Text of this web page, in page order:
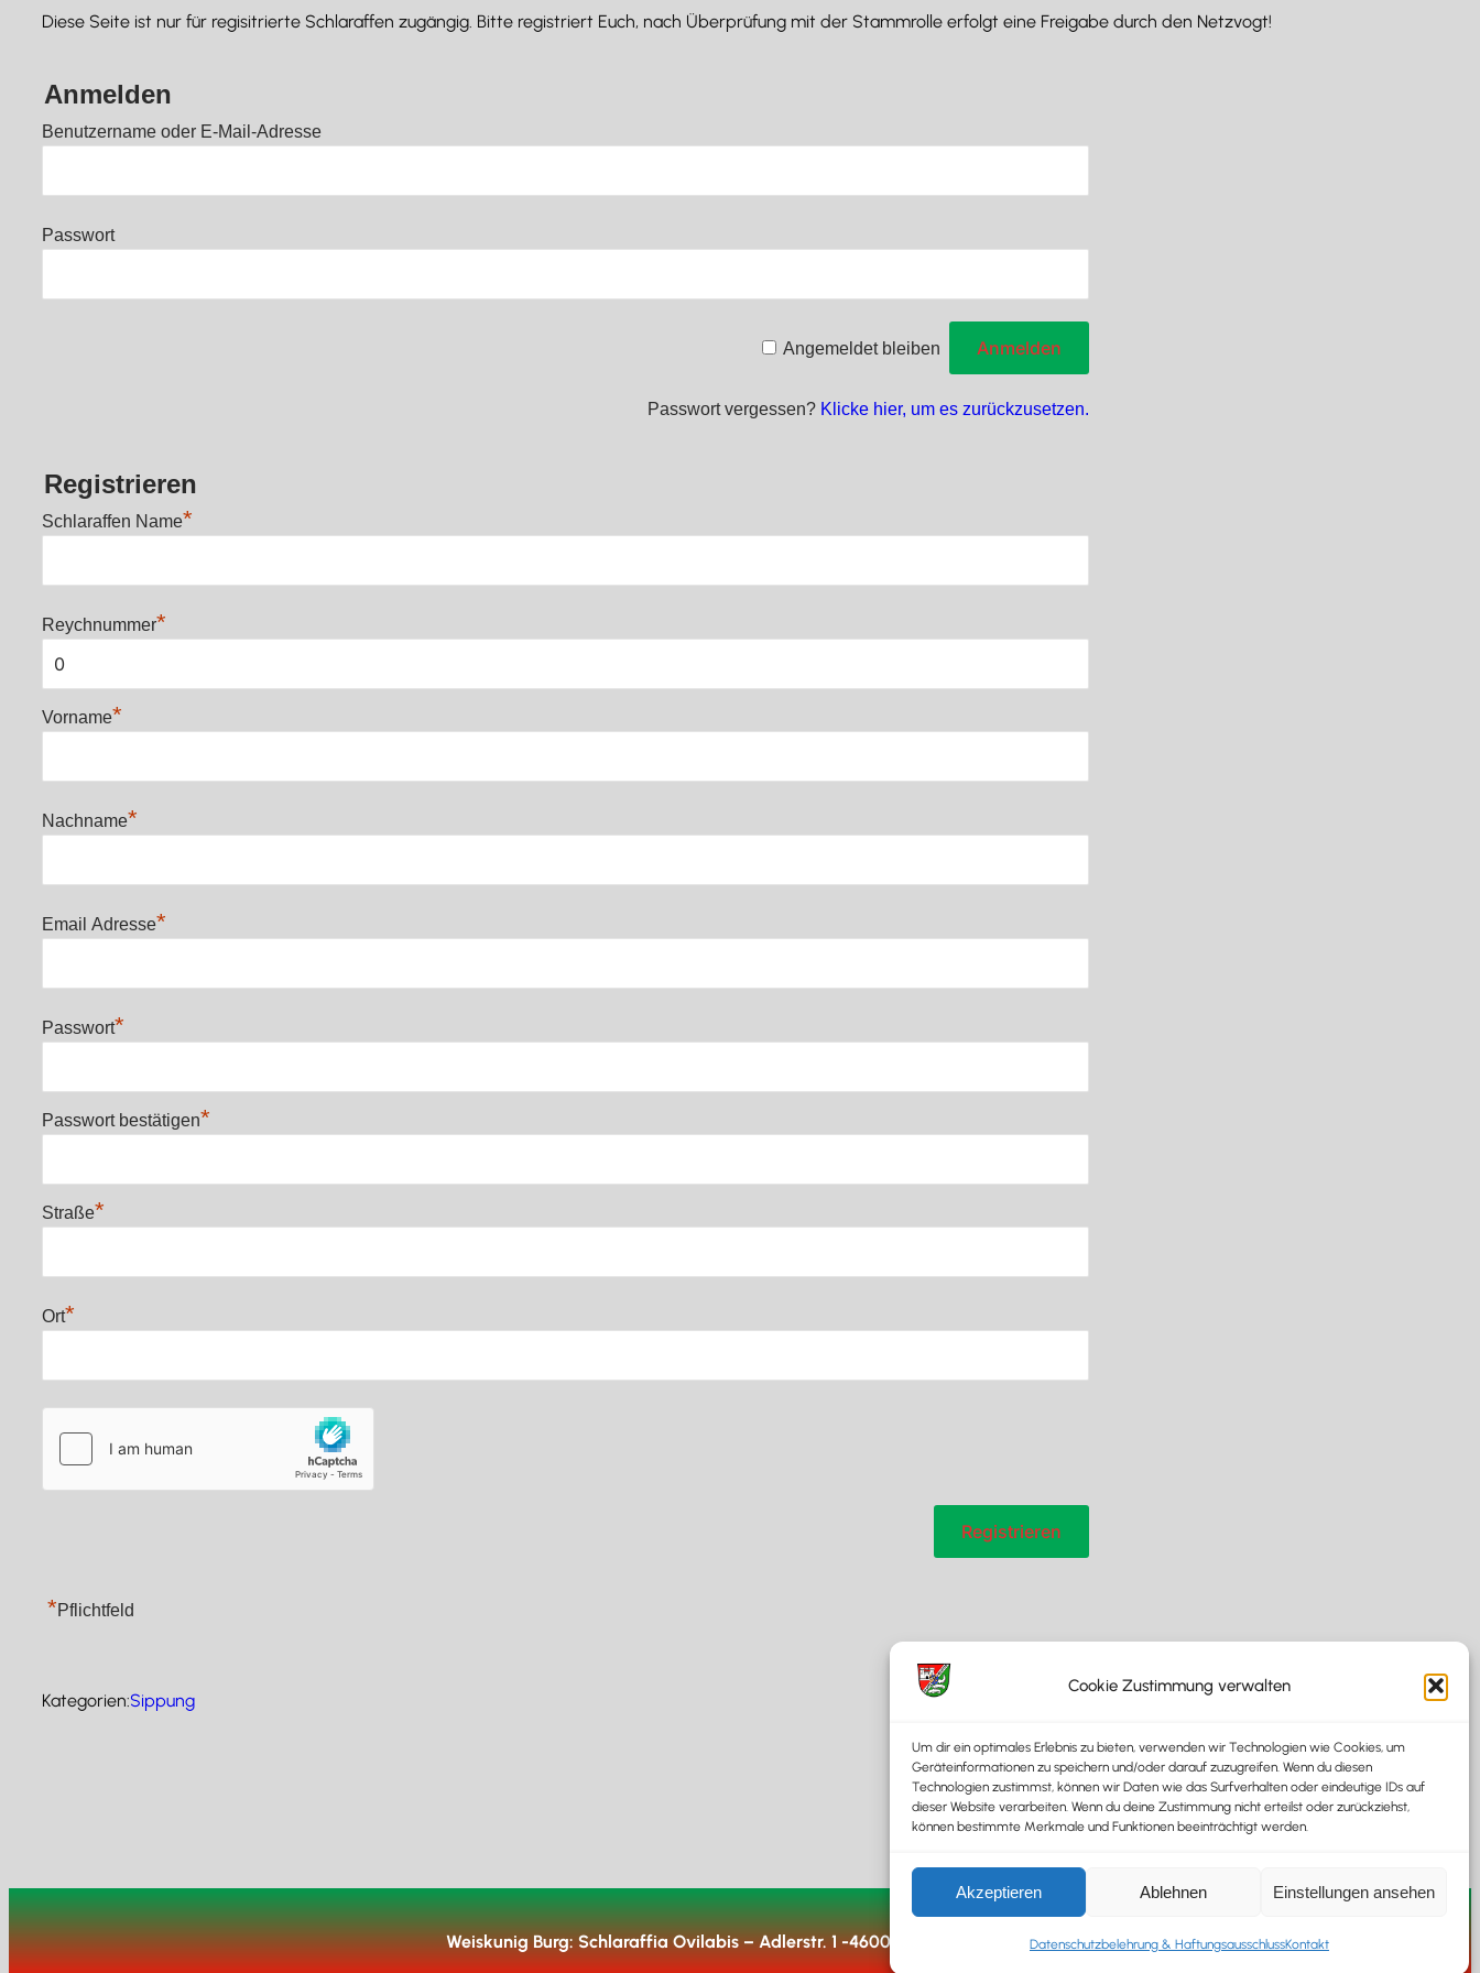
Cookie Zustimmung verwalten
Um dir ein optimales Erlebnis zu bieten, verwenden wir Technologien wie Cookies, um
Geräteinformationen zu speichern und/oder darauf zuzugreifen. Wenn du diesen
Technologien zustimmst, können wir Daten wie das Surfverhalten oder eindeutige IDs auf
dieser Website verarbeiten. Wenn du deine Zustimmung nicht erteilst oder zurückziehst,
können bestimmte Merkmale und Funktionen beeinträchtigt werden.
Akzeptieren Ablehnen Einstellungen ansehen
Datenschutzbelehrung & HaftungsausschlussKontakt
Diese Seite ist nur für regisitrierte Schlaraffen zugängig. Bitte registriert Euch, nach Überprüfung mit der Stammrolle erfolgt eine Freigabe durch den Netzvogt!
Anmelden
Benutzername oder E-Mail-Adresse
Passwort
Angemeldet bleiben
Passwort vergessen? Klicke hier, um es zurückzusetzen.
Registrieren
Schlaraffen Name*
Reychnummer*
Vorname*
Nachname*
Email Adresse*
Passwort*
Passwort bestätigen*
Straße*
Ort*
*Pflichtfeld
Kategorien:Sippung
Weiskunig Burg:Schlaraffia Ovilabis – Adlerstr. 1 -4600 Wels – Österreich